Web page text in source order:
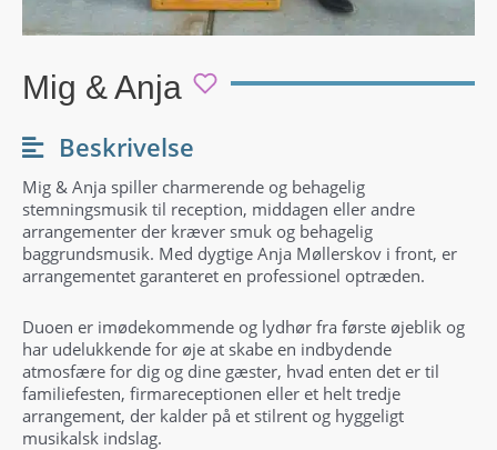
Mig & Anja
Beskrivelse
Mig & Anja spiller charmerende og behagelig
stemningsmusik til reception, middagen eller andre
arrangementer der kræver smuk og behagelig
baggrundsmusik. Med dygtige Anja Møllerskov i front, er
arrangementet garanteret en professionel optræden.
Duoen er imødekommende og lydhør fra første øjeblik og
har udelukkende for øje at skabe en indbydende
atmosfære for dig og dine gæster, hvad enten det er til
familiefesten, firmareceptionen eller et helt tredje
arrangement, der kalder på et stilrent og hyggeligt
musikalsk indslag.